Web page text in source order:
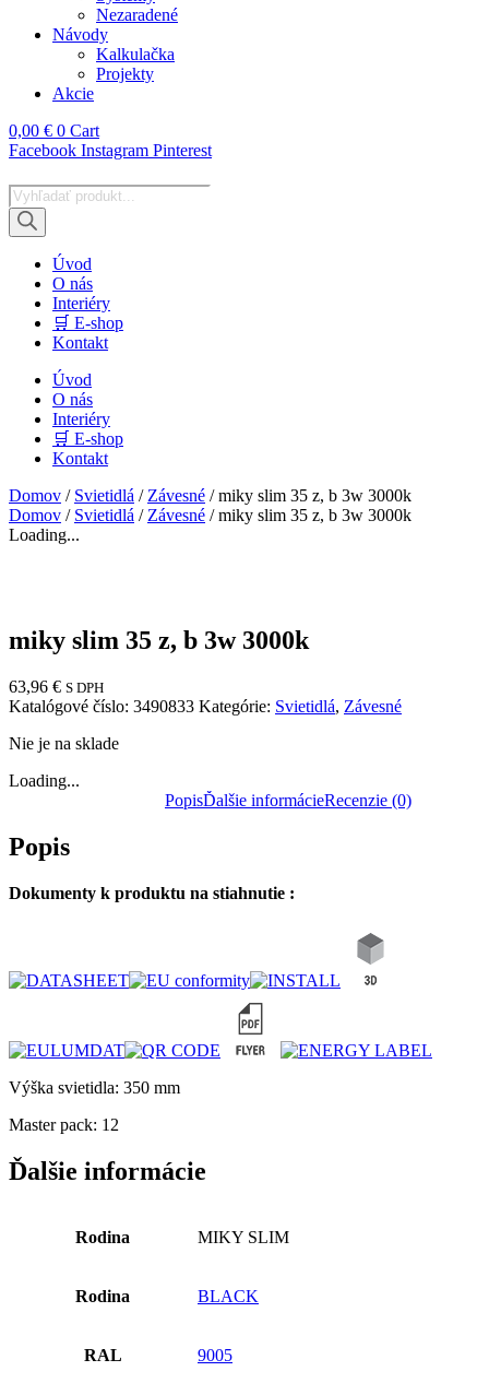
Nezaradené
Návody
Kalkulačka
Projekty
Akcie
0,00 € 0 Cart
Facebook Instagram Pinterest
Products
search
Úvod
O nás
Interiéry
🛒 E-shop
Kontakt
Úvod
O nás
Interiéry
🛒 E-shop
Kontakt
Domov / Svietidlá / Závesné / miky slim 35 z, b 3w 3000k
Domov / Svietidlá / Závesné / miky slim 35 z, b 3w 3000k
Loading...
miky slim 35 z, b 3w 3000k
63,96 € S DPH
Katalógové číslo: 3490833 Kategórie: Svietidlá, Závesné
Nie je na sklade
Loading...
PopisĎalšie informácieRecenzie (0)
Popis
Dokumenty k produktu na stiahnutie :
Výška svietidla: 350 mm
Master pack: 12
Ďalšie informácie
Rodina MIKY SLIM
Rodina BLACK
RAL 9005